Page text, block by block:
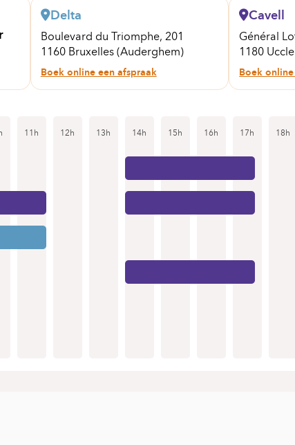
Delta
Boulevard du Triomphe, 201
1160 Bruxelles (Auderghem)
Boek online een afspraak
Cavell
Général
1180 Uccle
Boek
11h 12h 13h 14h 15h 16h 17h 18h